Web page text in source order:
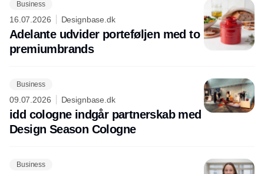
Business
16.07.2026 Designbase.dk
Adelante udvider porteføljen med to
premiumbrands
Business
09.07.2026 Designbase.dk
idd cologne indgår partnerskab med
Design Season Cologne
Business